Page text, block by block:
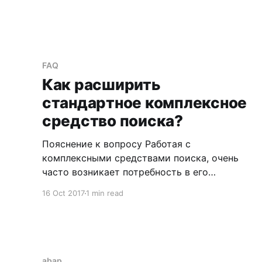
FAQ
Как расширить
стандартное комплексное
средство поиска?
Пояснение к вопросу Работая с
комплексными средствами поиска, очень
часто возникает потребность в его
Help Допустим, что при работе со
16 Oct 20171 min read